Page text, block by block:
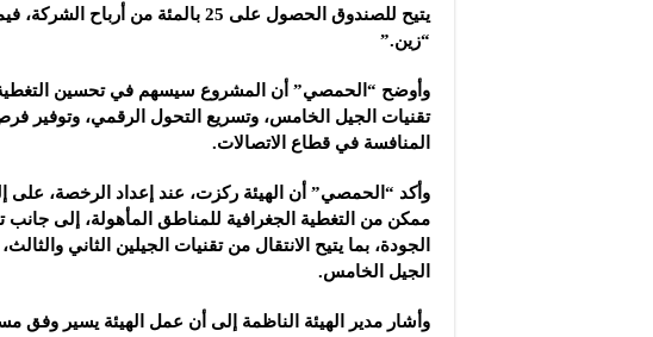
يتيح للصندوق ‏الحصول على 25 ‏بالمئة من
“زين‎”‎.‎
وأوضح “الحمصي” أن المشروع سيسهم في تحسين ‏التغطية
تقنيات الجيل ‏الخامس، وتسريع التحول الرقمي، ‏وتوفير
المنافسة في قطاع ‌‏الاتصالات‎.‎
وأكد “الحمصي” أن الهيئة ركزت، عند إعداد الرخصة، ‏على
ممكن من ‏التغطية الجغرافية للمناطق المأهولة، ‏إلى جانب
الجودة، بما يتيح الانتقال ‌‏من تقنيات الجيلين الثاني
‏الجيل الخامس‎.‎
وأشار مدير الهيئة الناظمة إلى أن عمل الهيئة يسير وفق